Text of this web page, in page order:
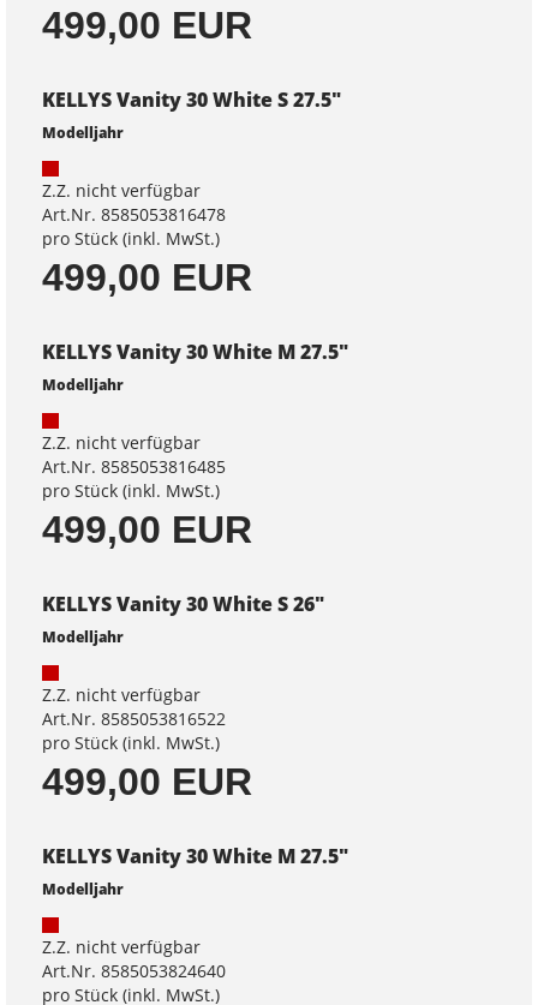
499,00 EUR
KELLYS Vanity 30 White S 27.5"
Modelljahr
Z.Z. nicht verfügbar
Art.Nr. 8585053816478
pro Stück (inkl. MwSt.)
499,00 EUR
KELLYS Vanity 30 White M 27.5"
Modelljahr
Z.Z. nicht verfügbar
Art.Nr. 8585053816485
pro Stück (inkl. MwSt.)
499,00 EUR
KELLYS Vanity 30 White S 26"
Modelljahr
Z.Z. nicht verfügbar
Art.Nr. 8585053816522
pro Stück (inkl. MwSt.)
499,00 EUR
KELLYS Vanity 30 White M 27.5"
Modelljahr
Z.Z. nicht verfügbar
Art.Nr. 8585053824640
pro Stück (inkl. MwSt.)